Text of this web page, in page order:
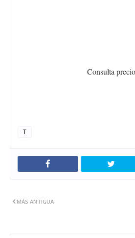
Consulta
T
MÁS ANTIGUA